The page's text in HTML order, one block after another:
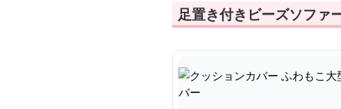
足置き付きビーズソファ